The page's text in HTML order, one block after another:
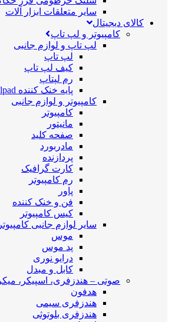
سایر متعلقات ابزار آلات
کالای دیجیتال
کامپیوتر و لپ تاپ
لپ تاپ و لوازم جانبی
لپ تاپ
کیف لپ تاپ
رم لپتاپ
پایه خنک کننده coolpad
کامپیوتر و لوازم جانبی
کامپیوتر
مانیتور
صفحه کلید
مادربورد
پردازنده
کارت گرافیک
رم کامپیوتر
پاور
فن و خنک کننده
کیس کامپیوتر
سایر لوازم جانبی کامپیوتر
موس
پد موس
درایو نوری
کابل و مبدل
صوتی – هندزفری، اسپیکر،
هدفون
هندزفری سیمی
هندزفری بلوتوثی